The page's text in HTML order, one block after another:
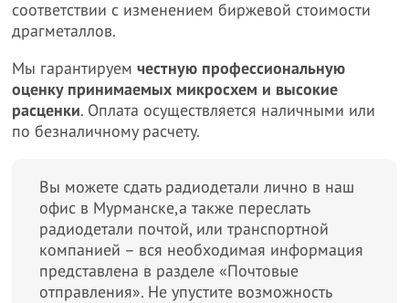
соответствии с изменением биржевой стоимости
драгметаллов.
Мы гарантируемчестную профессиональную
оценку принимаемых микросхем и высокие
расценки. Оплата осуществляется наличными или
по безналичному расчету.
Вы можете сдать радиодетали лично в наш
офис в Мурманске,а также переслать
радиодетали почтой, или транспортной
компанией – вся необходимая информация
представлена в разделе «Почтовые
отправления». Не упустите возможность